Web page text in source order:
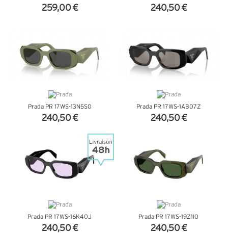
259,00 €
240,50 €
Prada PR 17WS-13N5S0
240,50 €
Prada PR 17WS-1AB07Z
240,50 €
Prada PR 17WS-16K40J
240,50 €
Prada PR 17WS-19Z1I0
240,50 €